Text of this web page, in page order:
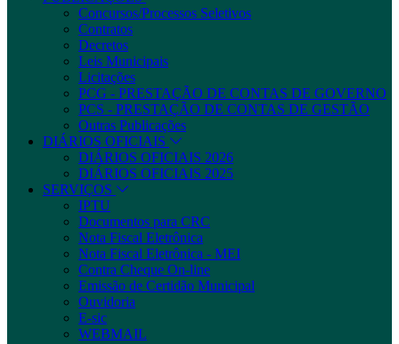
Concursos/Processos Seletivos
Contratos
Decretos
Leis Municipais
Licitações
PCG - PRESTAÇÃO DE CONTAS DE GOVERNO
PCS - PRESTAÇÃO DE CONTAS DE GESTÃO
Outras Publicações
DIÁRIOS OFICIAIS
DIÁRIOS OFICIAIS 2026
DIÁRIOS OFICIAIS 2025
SERVIÇOS
IPTU
Documentos para CRC
Nota Fiscal Eletrônica
Nota Fiscal Eletrônica - MEI
Contra Cheque On-line
Emissão de Certidão Municipal
Ouvidoria
E-sic
WEBMAIL